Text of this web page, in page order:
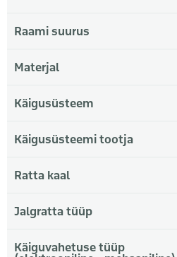
Raami suurus
Materjal
Käigusüsteem
Käigusüsteemi tootja
Ratta kaal
Jalgratta tüüp
Käiguvahetuse tüüp